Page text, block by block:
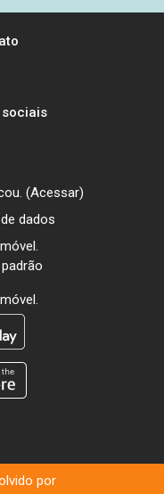
(Acessar)
dados
por